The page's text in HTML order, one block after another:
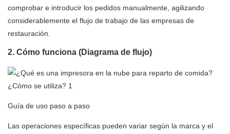
comprobar e introducir los pedidos manualmente, agilizando
considerablemente el flujo de trabajo de las empresas de
restauración.
2. Cómo funciona (Diagrama de flujo)
Guía de uso paso a paso
Las operaciones específicas pueden variar según la marca y el